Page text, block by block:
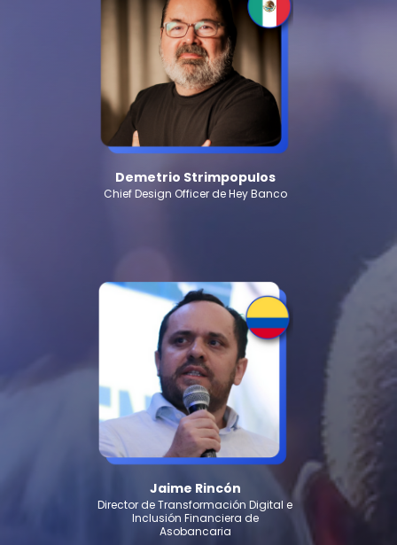
Demetrio Strimpopulos
Chief Design Officer de Hey Banco
Jaime Rincón
Director de Transformación Digital e
Inclusión Financiera de
Asobancaria